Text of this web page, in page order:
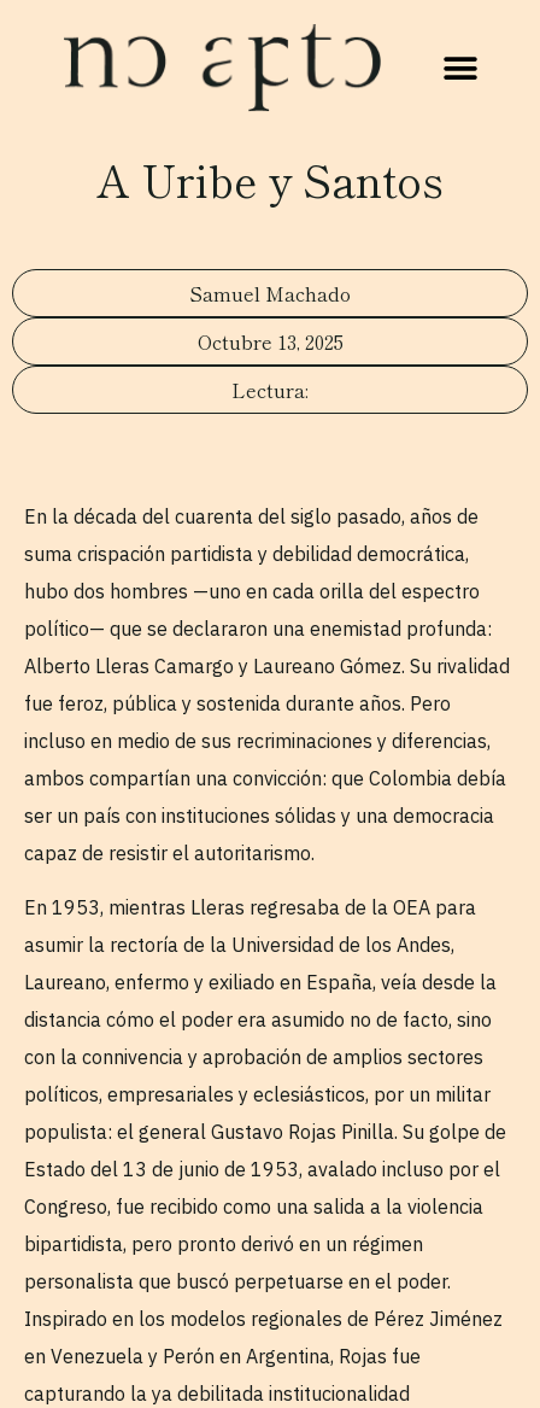
A Uribe y Santos
Samuel Machado
Octubre 13, 2025
En la década del cuarenta del siglo pasado, años de
suma crispación partidista y debilidad democrática,
hubo dos hombres —uno en cada orilla del espectro
político— que se declararon una enemistad profunda:
Alberto Lleras Camargo y Laureano Gómez. Su rivalidad
fue feroz, pública y sostenida durante años. Pero
incluso en medio de sus recriminaciones y diferencias,
ambos compartían una convicción: que Colombia debía
ser un país con instituciones sólidas y una democracia
capaz de resistir el autoritarismo.
En 1953, mientras Lleras regresaba de la OEA para
asumir la rectoría de la Universidad de los Andes,
Laureano, enfermo y exiliado en España, veía desde la
distancia cómo el poder era asumido no de facto, sino
con la connivencia y aprobación de amplios sectores
políticos, empresariales y eclesiásticos, por un militar
populista: el general Gustavo Rojas Pinilla. Su golpe de
Estado del 13 de junio de 1953, avalado incluso por el
Congreso, fue recibido como una salida a la violencia
bipartidista, pero pronto derivó en un régimen
personalista que buscó perpetuarse en el poder.
Inspirado en los modelos regionales de Pérez Jiménez
en Venezuela y Perón en Argentina, Rojas fue
capturando la ya debilitada institucionalidad